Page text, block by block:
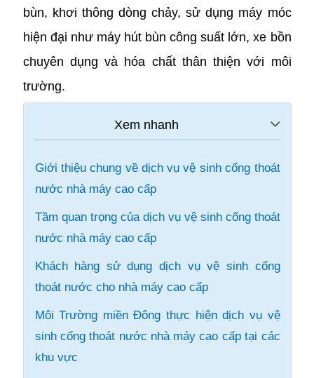
bùn, khơi thông dòng chảy, sử dụng máy móc
hiện đại như máy hút bùn công suất lớn, xe bồn
chuyên dụng và hóa chất thân thiện với môi
trường.
Giới thiệu chung về dịch vụ vệ sinh cống thoát
nước nhà máy cao cấp
Tầm quan trọng của dịch vụ vệ sinh cống thoát
nước nhà máy cao cấp
Khách hàng sử dụng dịch vụ vệ sinh cống
thoát nước cho nhà máy cao cấp
Môi Trường miền Đông thực hiện dịch vụ vệ
sinh cống thoát nước nhà máy cao cấp tại các
khu vực